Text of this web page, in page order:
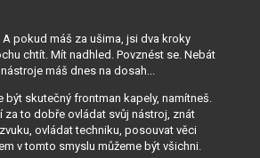
A pokud máš za ušima, jsi dva kroky
chtít. Mít nadhled. Povznést se. Nebát
máš dnes na dosah...
být skutečný frontman kapely, namítneš.
za to dobře ovládat svůj nástroj, znát
ovládat techniku, posouvat věci
v tomto smyslu můžeme být všichni.